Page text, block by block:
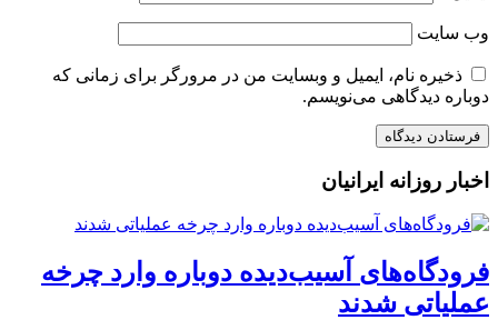
وب‌ سایت
ذخیره نام، ایمیل و وبسایت من در مرورگر برای زمانی که
دوباره دیدگاهی می‌نویسم.
اخبار روزانه ایرانیان
فرودگاه‌های آسیب‌دیده دوباره وارد چرخه
عملیاتی شدند